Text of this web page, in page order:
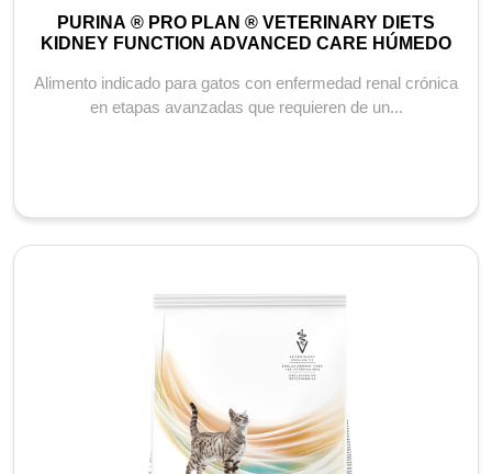
PURINA ® PRO PLAN ® VETERINARY DIETS
KIDNEY FUNCTION ADVANCED CARE HÚMEDO
Alimento indicado para gatos con enfermedad renal crónica
en etapas avanzadas que requieren de un...